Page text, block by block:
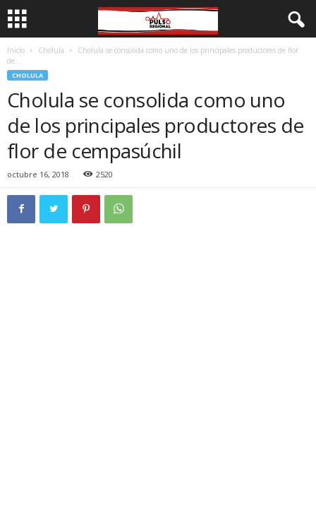
Inicio Cholula
Cholula se consolida como uno de los principales productores de flor
de...
CHOLULA
Cholula se consolida como uno
de los principales productores de
flor de cempasúchil
octubre 16, 2018 2520